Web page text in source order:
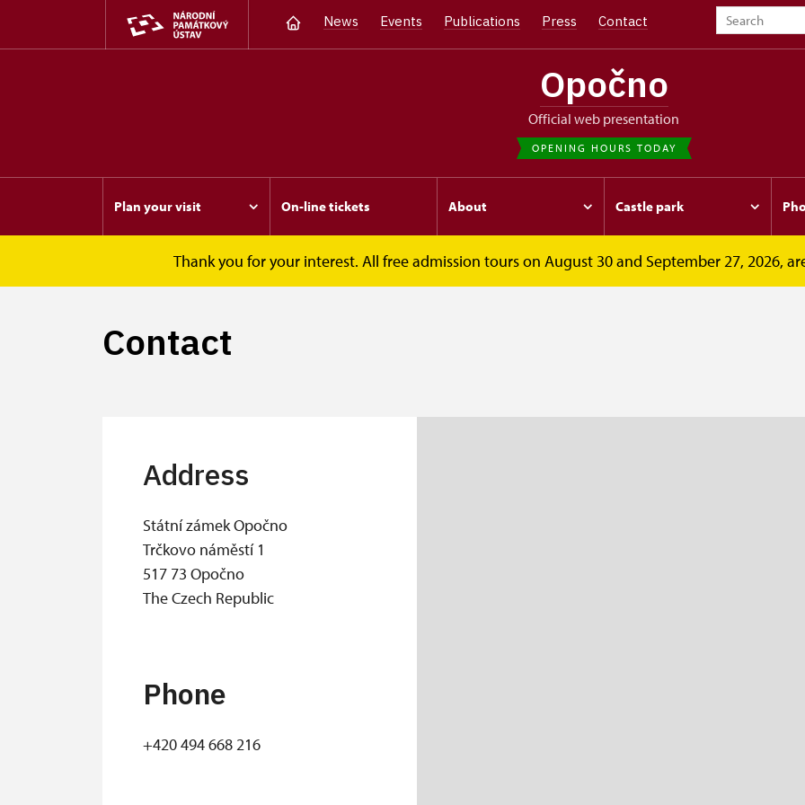
News Events Publications Press Contact
Opočno
Official web presentation
OPENING HOURS TODAY
Plan your visit On-line tickets About Castle park
Thank you for your interest. All free admission tours on August 30 and September 27, 2026,
Plan your visit Contact
Contact
Address
Státní zámek Opočno
Trčkovo náměstí 1
517 73 Opočno
The Czech Republic
Phone
+420 494 668 216